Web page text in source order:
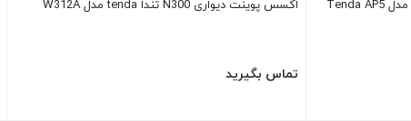
اکسس پوینت دیواری N300 تندا tenda مدل W312A
تماس بگیرید